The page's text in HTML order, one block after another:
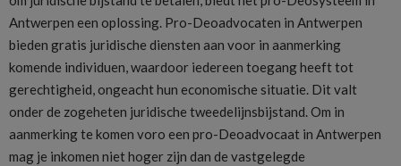
Antwerpen een oplossing. Pro-Deoadvocaten in Antwerpen
bieden gratis juridische diensten aan voor in aanmerking
komende individuen, waardoor iedereen toegang heeft tot
gerechtigheid, ongeacht hun economische situatie. Dit valt
onder de zogeheten juridische tweedelijnsbijstand. Om in
aanmerking te komen voro een pro-Deoadvocaat in Antwerpen
mag je inkomen niet hoger zijn dan de vastgelegde